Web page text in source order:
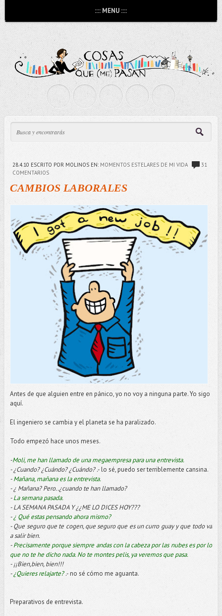
:::: MENU ::::
28.4.10 ESCRITO POR MOLINOS EN: MOMENTOS ESTELARES DE MI VIDA
31
COMENTARIOS
CAMBIOS LABORALES
Antes de que alguien entre en pánico, yo no voy a ninguna parte. Yo sigo
aquí.
El ingeniero se cambia y el planeta se ha paralizado.
Todo empezó hace unos meses.
-Moli, me han llamado de una megaempresa para una entrevista.
- ¿Cuando? ¿Cuándo? ¿Cuándo? .-lo sé, puedo ser terriblemente cansina.
-Mañana, mañana es la entrevista.
- ¿ Mañana? Pero..¿cuando te han llamado?
-La semana pasada.
- LA SEMANA PASADA Y ¿¿ME LO DICES HOY???
-¿ Qué estas pensando ahora mismo?
- Que seguro que te cogen, que seguro que es un curro guay y que todo va
a salir bien.
-Precisamente porque siempre andas con la cabeza por las nubes es por lo
que no te he dicho nada. No te montes pelis, ya veremos que pasa.
- ¡¡Bien,bien, bien!!!
-¿Quieres relajarte?.-no sé cómo me aguanta.
Preparativos de entrevista.